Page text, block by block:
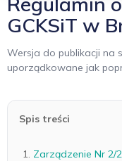
GCKSiT w
Wersja do publikacji na
uporządkowane jak
Spis treści
Zarządzenie Nr 2/